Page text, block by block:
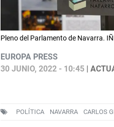
Pleno del Parlamento de Navarra.
EUROPA PRESS
30 JUNIO, 2022 - 10:45|
POLÍTICA NAVARRA CARLOS